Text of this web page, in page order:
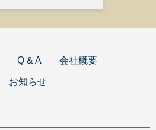
Q & A 会社概要
お知らせ